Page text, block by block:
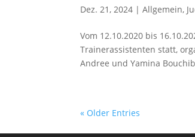
Dez. 21, 2024 |Allgemein,
Vom 12.10.2020 bis
Trainerassistenten statt,
Andree und Yamina
« Older Entries